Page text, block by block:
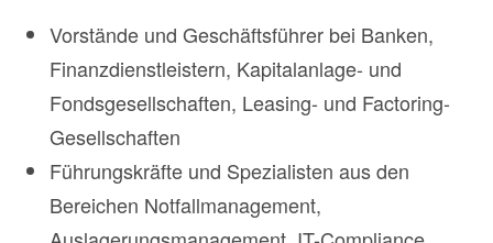
Vorstände und Geschäftsführer bei Banken,
Finanzdienstleistern, Kapitalanlage- und
Fondsgesellschaften, Leasing- und Factoring-
Gesellschaften
Führungskräfte und Spezialisten aus den
Bereichen Notfallmanagement,